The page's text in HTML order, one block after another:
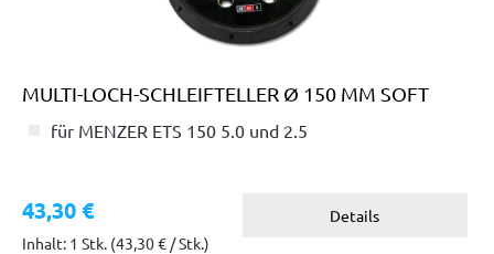
MULTI-LOCH-SCHLEIFTELLER Ø 150 MM SOFT
für MENZER ETS 150 5.0 und 2.5
43,30 €
Inhalt: 1 Stk. (43,30 € / Stk.)
Details